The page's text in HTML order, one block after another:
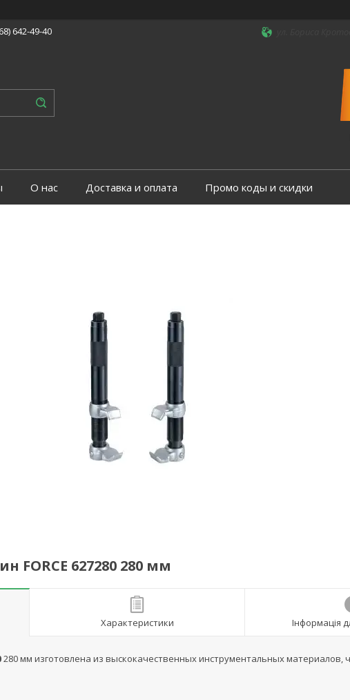
642-49-40
О нас Доставка и оплата Промо коды и скидки
FORCE 627280 280 мм
Характеристики Інформація
280 мм изготовлена из выскокачественных инструментальных материалов,